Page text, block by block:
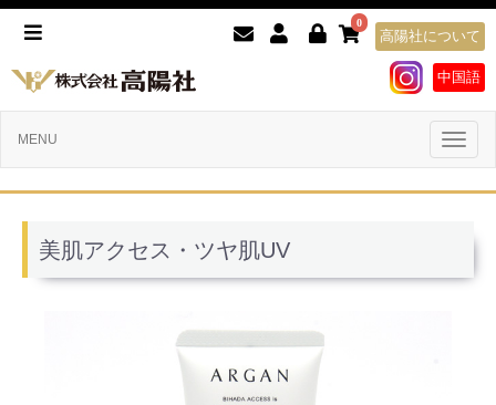
0
高陽社について
中国語
MENU
美肌アクセス・ツヤ肌UV